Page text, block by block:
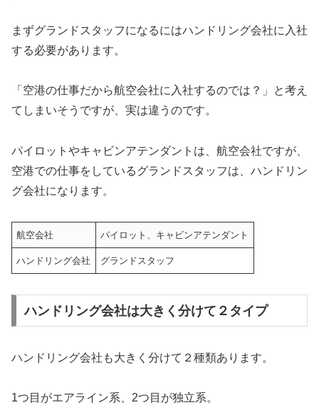
まずグランドスタッフになるにはハンドリング会社に入社
する必要があります。
「空港の仕事だから航空会社に入社するのでは？」と考え
てしまいそうですが、実は違うのです。
パイロットやキャビンアテンダントは、航空会社ですが、
空港での仕事をしているグランドスタッフは、ハンドリン
グ会社になります。
航空会社 パイロット、キャビンアテンダント
ハンドリング会社 グランドスタッフ
ハンドリング会社は大きく分けて２タイプ
ハンドリング会社も大きく分けて２種類あります。
1つ目がエアライン系、2つ目が独立系。